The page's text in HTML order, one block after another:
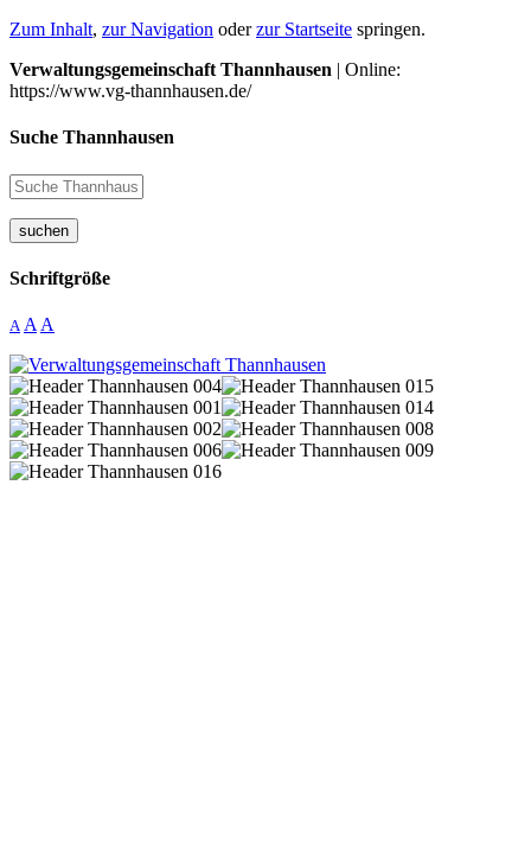
Zum Inhalt, zur Navigation oderzur Startseite springen.
Verwaltungsgemeinschaft Thannhausen | Online:
https://www.vg-thannhausen.de/
Suche Thannhausen
suchen
Schriftgröße
A A A